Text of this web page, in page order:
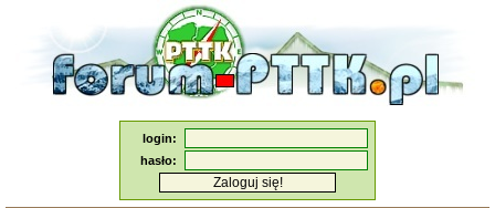
login:
hasło: